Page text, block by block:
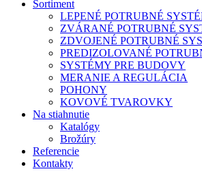
Sortiment
LEPENÉ POTRUBNÉ
ZVÁRANÉ POTRUBNÉ
ZDVOJENÉ POTRUBNÉ
PREDIZOLOVANÉ
SYSTÉMY PRE BUDOVY
MERANIE A REGULÁCIA
POHONY
KOVOVÉ TVAROVKY
Na stiahnutie
Katalógy
Brožúry
Referencie
Kontakty